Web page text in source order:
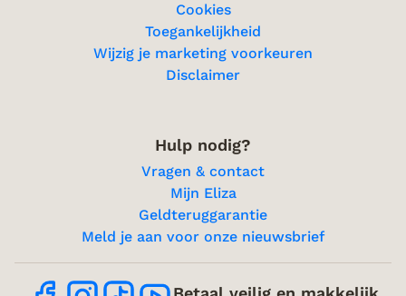
Cookies
Toegankelijkheid
Wijzig je marketing voorkeuren
Disclaimer
Hulp nodig?
Vragen & contact
Mijn Eliza
Geldteruggarantie
Meld je aan voor onze nieuwsbrief